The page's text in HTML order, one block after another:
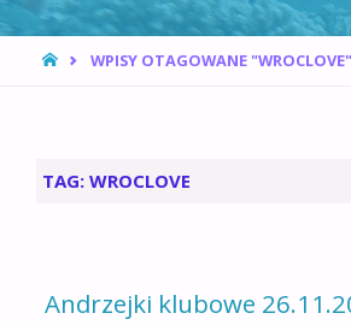
STRONA
WPISY OTAGOWANE "WROCLOVE"
TAG: WROCLOVE
Andrzejki klubowe